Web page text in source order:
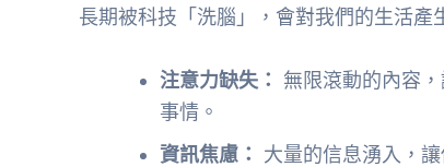
長期被科技「洗腦」，會對我們的生活產
注意力缺失：
無限滾動的內容
事情。
資訊焦慮：
大量的信息湧入，